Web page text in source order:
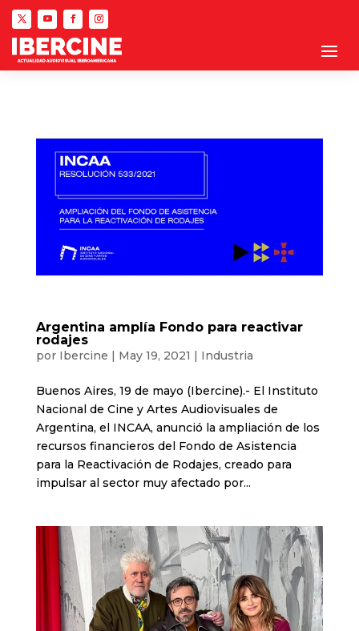
Argentina amplía Fondo para reactivar
rodajes
por Ibercine | May 19, 2021 | Industria
Buenos Aires, 19 de mayo (Ibercine).- El Instituto
Nacional de Cine y Artes Audiovisuales de
Argentina, el INCAA, anunció la ampliación de los
recursos financieros del Fondo de Asistencia
para la Reactivación de Rodajes, creado para
impulsar al sector muy afectado por...